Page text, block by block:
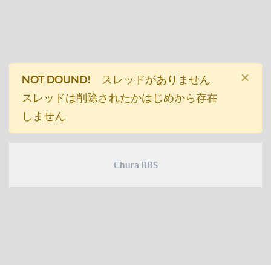
NOT DOUND! スレッドがありません
スレッドは削除されたかはじめから存在
しません
×
Chura BBS